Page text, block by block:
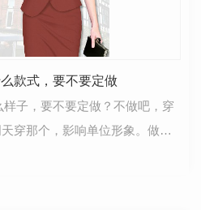
款式，要不要定做
子，要不要定做？不做吧，穿
穿那个，影响单位形象。做
为单位保洁员的工作服并不…